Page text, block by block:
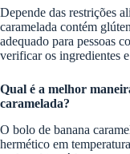
Depende das restrições
caramelada contém
adequado para pessoas
verificar os ingredientes
Qual é a melhor
caramelada?
O bolo de banana
hermético em